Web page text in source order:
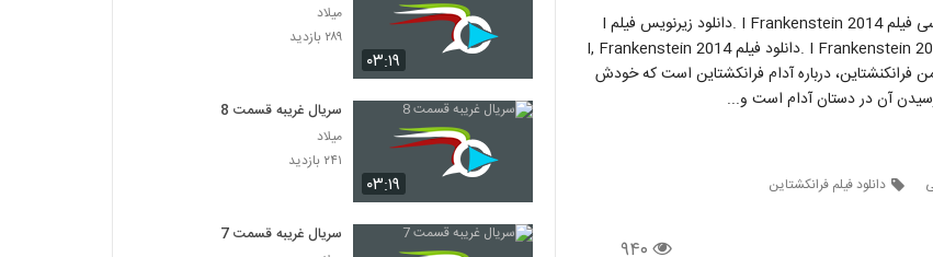
دانلود فیلم I Frankenstein 2014 با دوبله فارسی .دانلود زیرنویس فارسی فیلم I Frankenstein 2014 .دانلود زیرنویس فیلم I
Frankenstein 2014 | دانلود زیرنویس فارسی فیلم من فرانکشتاین I Frankenstein 2014 .دانلود فیلم I, Frankenstein 2014
2014 با دوبله فارسی .فیلم من فرانکنشتاین، درباره آدام فرانکشتاین است که خودش
آن در دستان آدام است و...
دانلود فیلم فرانکشتاین
۹۴۰
۰۳:۱۹
میلاد
۲۸۹ بازدید
۰۳:۱۹
سریال غریبه قسمت 8
میلاد
۲۴۱ بازدید
سریال غریبه قسمت 7